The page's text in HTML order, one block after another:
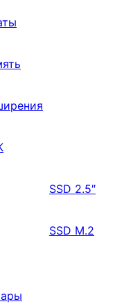
SSD 2.5″
SSD M.2